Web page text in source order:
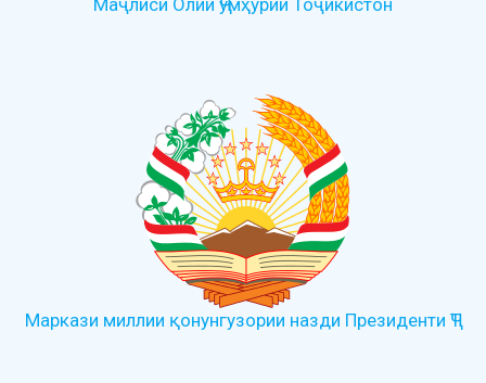
Маҷлиси Олии Ҷумҳурии Тоҷикистон
Маркази миллии қонунгузории назди Президенти ҶТ